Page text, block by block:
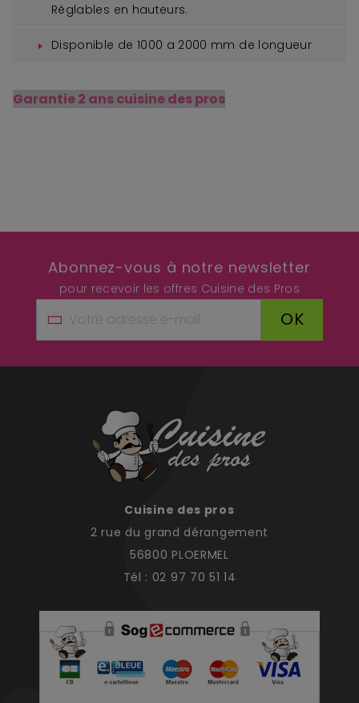
Réglables en hauteurs.
Disponible de 1000 a 2000 mm de longueur
Garantie 2 ans cuisine des pros
Abonnez-vous à notre newsletter
pour recevoir les offres Cuisine des Pros
OK
Cuisine des pros
2 rue du grand dérangement
56800 PLOERMEL
Tél : 02 97 70 51 14